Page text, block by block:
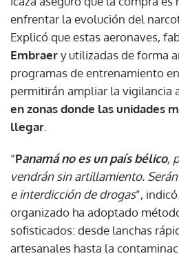
enfrentar la evolución del
Explicó que estas aeronaves,
Embraery utilizadas de forma
programas de entrenamiento en
permitirán ampliar la vigilancia
en zonas donde las unidades
llegar
“Panamá no es un país bélico,
vendrán sin artillamiento.
e interdicción de drogas”,
organizado ha adoptado
sofisticados: desde lanchas
artesanales hasta la